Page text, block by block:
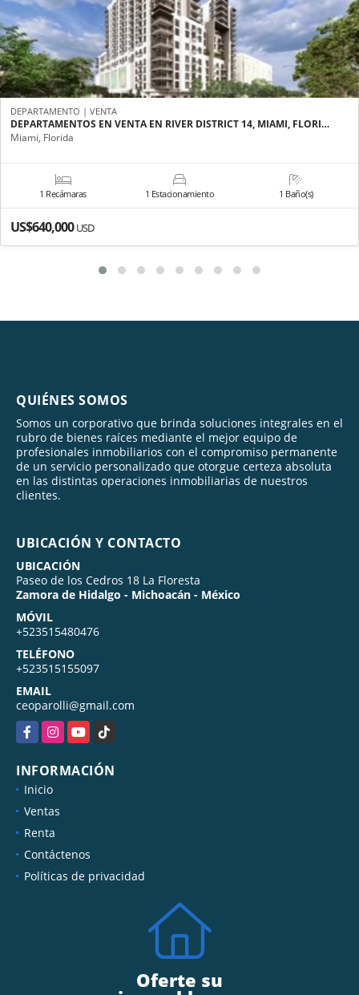
DEPARTAMENTO | VENTA
DEPARTAMENTOS EN VENTA EN RIVER DISTRICT 14, MIAMI, FLORI…
Miami, Florida
1 Recámaras 1 Estacionamiento 1 Baño(s)
US$640,000USD
QUIÉNES SOMOS
Somos un corporativo que brinda soluciones integrales en el
rubro de bienes raíces mediante el mejor equipo de
profesionales inmobiliarios con el compromiso permanente
de un servicio personalizado que otorgue certeza absoluta
en las distintas operaciones inmobiliarias de nuestros
clientes.
UBICACIÓN Y CONTACTO
UBICACIÓN
Paseo de los Cedros 18 La Floresta
Zamora de Hidalgo - Michoacán - México
MÓVIL
+523515480476
TELÉFONO
+523515155097
EMAIL
ceoparolli@gmail.com
INFORMACIÓN
Inicio
Ventas
Renta
Contáctenos